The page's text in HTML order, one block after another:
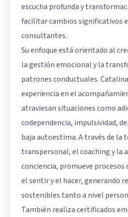
escucha profunda y
facilitar cambios significativos
consultantes.
Su enfoque está orientado al
la gestión emocional y la
patrones conductuales.
experiencia en el
atraviesan situaciones como
codependencia, impulsividad,
baja autoestima. A través de la
transpersonal, el coaching y la
conciencia, promueve procesos
el sentir y el hacer, generando
sostenibles tanto a nivel
También realiza certificados